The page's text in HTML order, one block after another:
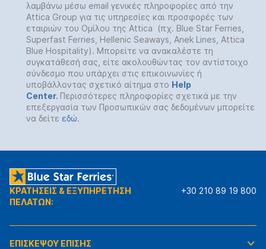
λαμβάνω μέσω email γενικές πληροφορίες από την
Attica Group για τις υπηρεσίες και προσφορές των
εταιριών του Ομίλου της Attica (πχ. Blue Star Ferries,
Superfast Ferries, Hellenic Seaways, Anek Lines, Attica
Blue Hospitality). Μπορείτε να ανακαλέστε τη
συγκατάθεσή σας, είτε ακολουθώντας τον αντίστοιχο
σύνδεσμο που υπάρχει στις επικοινωνίες ή
υποβάλλοντας σχετικό αίτημα στο Help
Center. Περισσότερες πληροφορίες σχετικά με την
επεξεργασία των Προσωπικών σας δεδομένων μπορείτε
να δείτε εδώ.
ΚΡΑΤΗΣΕΙΣ & ΕΞΥΠΗΡΕΤΗΣΗ
ΠΕΛΑΤΩΝ:
+30 210 89 19 800
ΕΠΙΣΚΕΨΟΥ ΕΠΙΣΗΣ